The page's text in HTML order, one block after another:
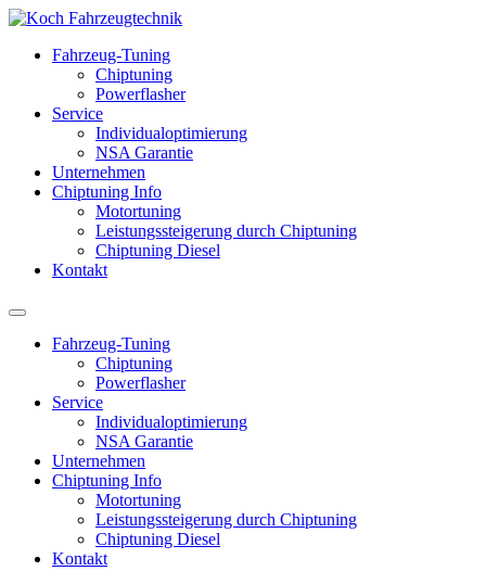
Fahrzeug-Tuning
Chiptuning
Powerflasher
Service
Individualoptimierung
NSA Garantie
Unternehmen
Chiptuning Info
Motortuning
Leistungssteigerung durch Chiptuning
Chiptuning Diesel
Kontakt
Fahrzeug-Tuning
Chiptuning
Powerflasher
Service
Individualoptimierung
NSA Garantie
Unternehmen
Chiptuning Info
Motortuning
Leistungssteigerung durch Chiptuning
Chiptuning Diesel
Kontakt